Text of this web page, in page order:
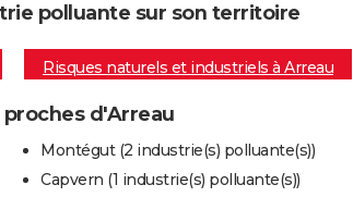
polluante sur son territoire
Risques naturels et industriels à Arreau
d'Arreau
Montégut (2 industrie(s) polluante(s))
Capvern (1 industrie(s) polluante(s))